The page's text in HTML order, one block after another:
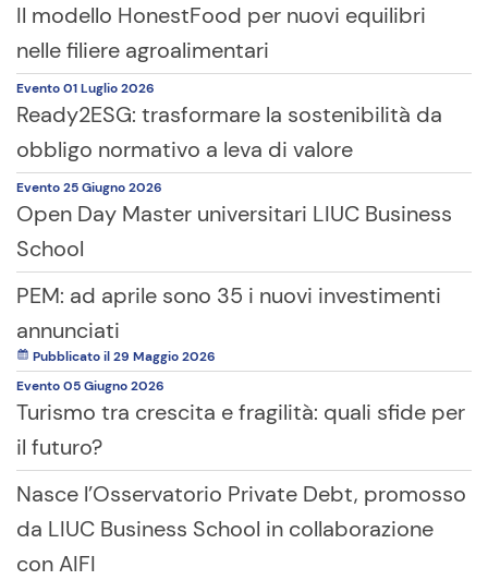
Il modello HonestFood per nuovi equilibri
nelle filiere agroalimentari
Evento01 Luglio2026
Ready2ESG: trasformare la sostenibilità da
obbligo normativo a leva di valore
Evento25 Giugno2026
Open Day Master universitari LIUC Business
School
PEM: ad aprile sono 35 i nuovi investimenti
annunciati
Pubblicato il 29 Maggio 2026
Evento05 Giugno2026
Turismo tra crescita e fragilità: quali sfide per
il futuro?
Nasce l’Osservatorio Private Debt, promosso
da LIUC Business School in collaborazione
con AIFI